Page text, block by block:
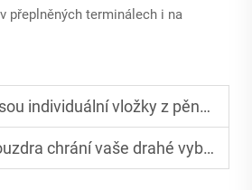
přeplněných terminálech i na
vložky z pěny EVA ideální pro ochranu
chrání vaše drahé vybavení